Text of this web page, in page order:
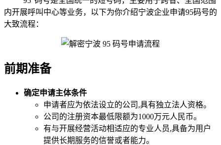
内开展呼叫中心等业务，以下为你介绍宁波企业申请95码号的
大致流程：
前期准备
确定申请主体条件
申请者应为依法设立的公司,具有独立法人资格。
公司的注册资本最低限额为1000万元人民币。
有与开展经营活动相适应的专业人员,具备为用户
提供长期服务的信誉或者能力。